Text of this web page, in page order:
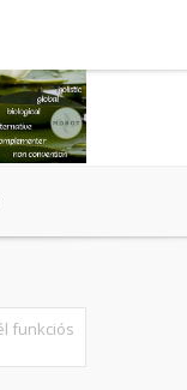
funkciós